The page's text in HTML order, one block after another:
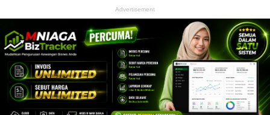
Advertisement